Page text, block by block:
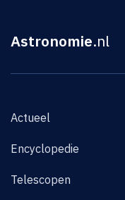
Astronomie.nl
Actueel
Encyclopedie
Telescopen